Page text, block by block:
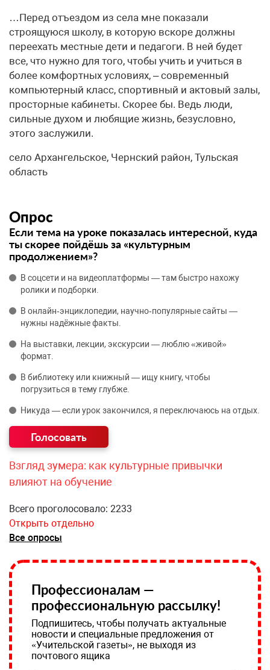
…Перед отъездом из села мне показали
строящуюся школу, в которую вскоре должны
переехать местные дети и педагоги. В ней будет
все, что нужно для того, чтобы учить и учиться в
более комфортных условиях, – современный
компьютерный класс, спортивный и актовый залы,
просторные кабинеты. Скорее бы. Ведь люди,
сильные духом и любящие жизнь, безусловно,
этого заслужили.
село Архангельское, Чернский район, Тульская
область
Опрос
Если тема на уроке показалась интересной, куда
ты скорее пойдёшь за «культурным
продолжением»?
В соцсети и на видеоплатформы — там быстро нахожу
ролики и подборки.
В онлайн‑энциклопедии, научно‑популярные сайты —
нужны надёжные факты.
На выставки, лекции, экскурсии — люблю «живой»
формат.
В библиотеку или книжный — ищу книгу, чтобы
погрузиться в тему глубже.
Никуда — если урок закончился, я переключаюсь на отдых.
Взгляд зумера: как культурные привычки
влияют на обучение
Всего проголосовало: 2233
Открыть отдельно
Все опросы
Профессионалам —
профессиональную рассылку!
Подпишитесь, чтобы получать актуальные
новости и специальные предложения от
«Учительской газеты», не выходя из
почтового ящика